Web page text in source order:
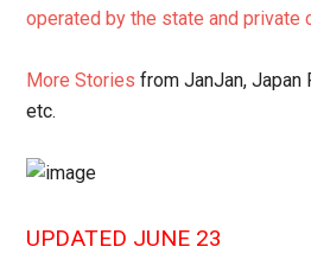
operated by the state and private
More Stories from JanJan, Japan
etc.
UPDATED JUNE 23